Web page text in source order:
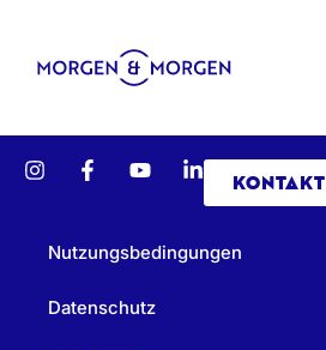
KONTAKT
Nutzungsbedingungen
Datenschutz